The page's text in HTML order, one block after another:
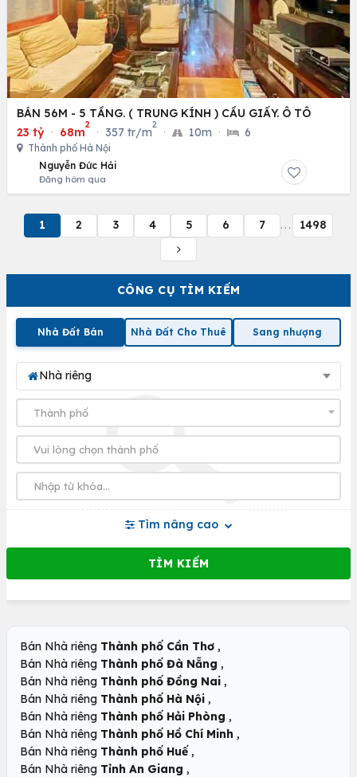
CÔNG CỤ TÌM KIẾM
Nhà Đất Bán Nhà Đất Cho Thuê Sang nhượng
Nhà riêng
Tìm nâng cao
BÁN 56M - 5 TẦNG. ( TRUNG KÍNH ) CẦU GIẤY. Ô TÔ
23 tỷ · 68m
2
· 357 tr/m
2
· 10m · 6
Thành phố Hà Nội
Nguyễn Đức Hải
Đăng hôm qua
1 2 3 4 5 6 7 ... 1498
Bán Nhà riêng Thành phố Cần Thơ ,
Bán Nhà riêng Thành phố Đà Nẵng ,
Bán Nhà riêng Thành phố Đồng Nai ,
Bán Nhà riêng Thành phố Hà Nội ,
Bán Nhà riêng Thành phố Hải Phòng ,
Bán Nhà riêng Thành phố Hồ Chí Minh ,
Bán Nhà riêng Thành phố Huế ,
Bán Nhà riêng Tỉnh An Giang ,